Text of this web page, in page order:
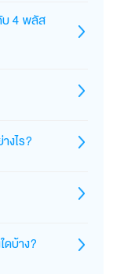
สมาร์ท โกลด์ 1
ฑ์เหมาะสมกับ:
เน้นการเสริม
+ สฟิงโกไมอี
เป็นนม
ด์ เป็นนมพร้อม
เด็กในหลายๆ
(ถึง 27 มก.),
รียนรู้, ระบบ
งไร?
(สูตรพรีเมียม
เรียกกันว่า
มียม โฟกัสสาร
3-6-9, สฟิงโก
ดบ้าง?